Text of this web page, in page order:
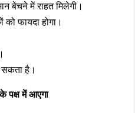
बेचने में राहत मिलेगी।
को फायदा होगा।
सकता है।
पक्ष में आएगा